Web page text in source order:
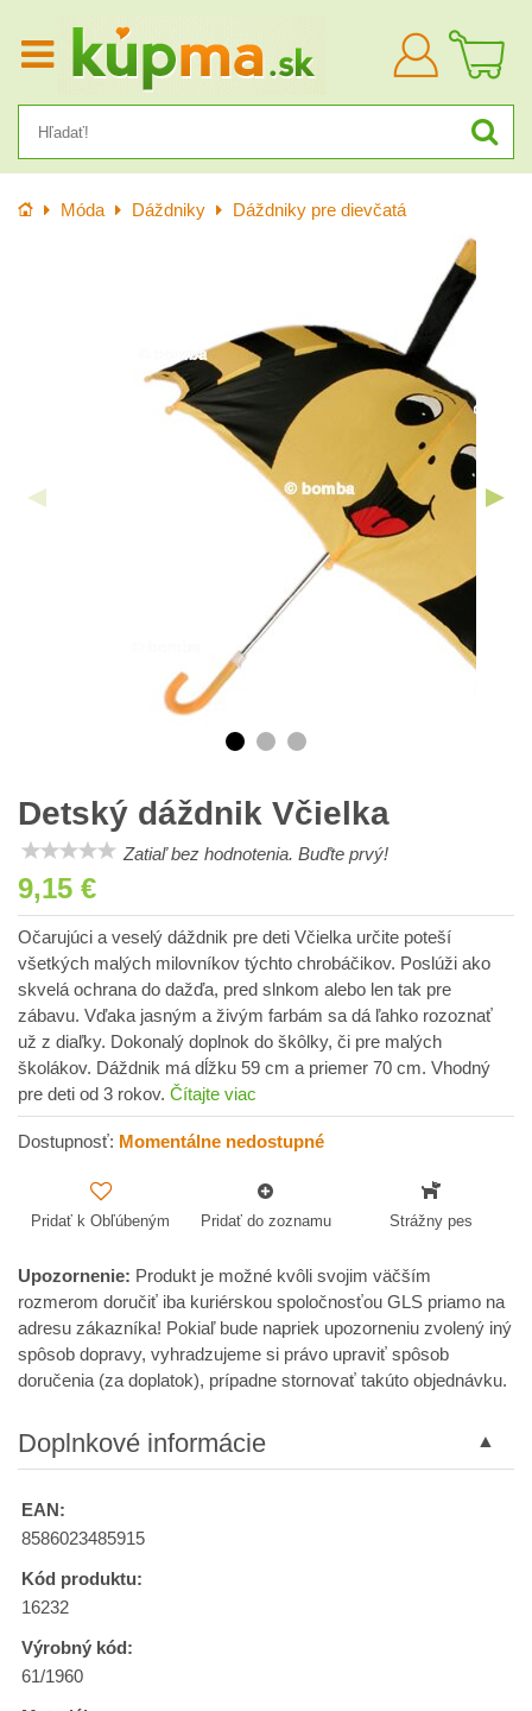
Prihlásiť
sa
Úvod Móda Dáždniky Dáždniky pre dievčatá
Detský dáždnik Včielka
Zatiaľ bez hodnotenia. Buďte prvý!
9,15 €
Očarujúci a veselý dáždnik pre deti Včielka určite poteší
všetkých malých milovníkov týchto chrobáčikov. Poslúži ako
skvelá ochrana do dažďa, pred slnkom alebo len tak pre
zábavu. Vďaka jasným a živým farbám sa dá ľahko rozoznať
už z diaľky. Dokonalý doplnok do škôlky, či pre malých
školákov. Dáždnik má dĺžku 59 cm a priemer 70 cm. Vhodný
pre deti od 3 rokov. Čítajte viac
Dostupnosť: Momentálne nedostupné
Pridať k Obľúbeným Pridať do zoznamu Strážny pes
Upozornenie: Produkt je možné kvôli svojim väčším
rozmerom doručiť iba kuriérskou spoločnosťou GLS priamo na
adresu zákazníka! Pokiaľ bude napriek upozorneniu zvolený iný
spôsob dopravy, vyhradzujeme si právo upraviť spôsob
doručenia (za doplatok), prípadne stornovať takúto objednávku.
Doplnkové informácie
EAN:
8586023485915
Kód produktu:
16232
Výrobný kód:
61/1960